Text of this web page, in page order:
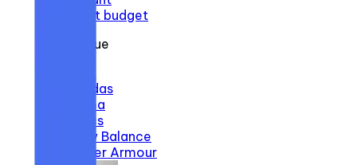
Petit budget
Par marque
Adidas
Puma
Asics
New Balance
Under Armour